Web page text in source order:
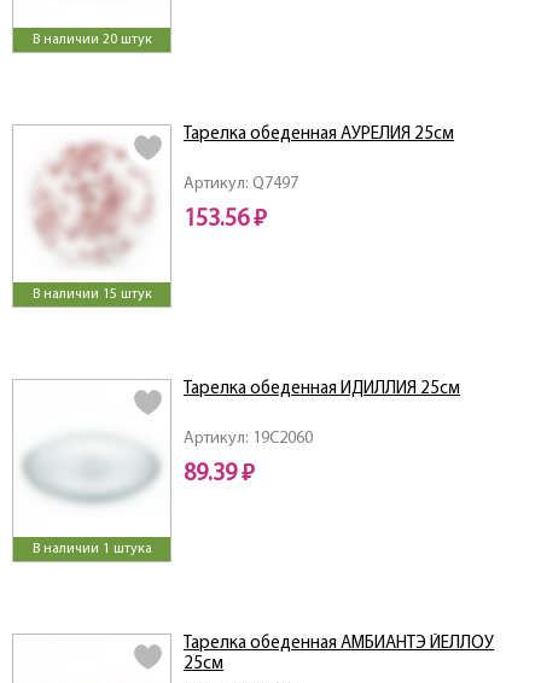
В наличии 20 штук
В наличии 15 штук
Артикул: Q7497
Тарелка обеденная АУРЕЛИЯ 25см
153.56 ₽
В наличии 1 штука
Артикул: 19C2060
Тарелка обеденная ИДИЛЛИЯ 25см
89.39 ₽
Тарелка обеденная АМБИАНТЭ ЙЕЛЛОУ
25см